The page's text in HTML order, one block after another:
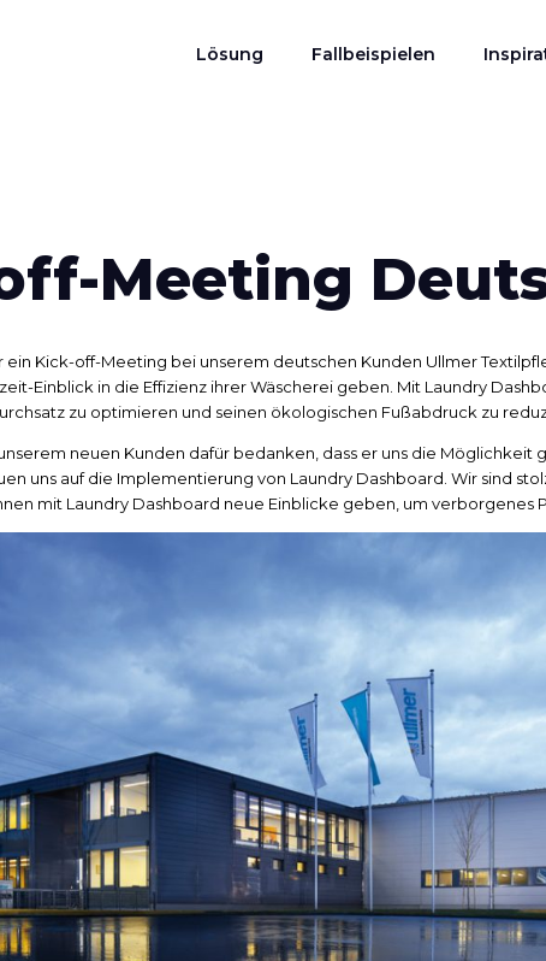
Lösung Fallbeispielen
Meeting
ein Kick-off-Meeting bei unserem deutschen Kunden Ullmer
Einblick in die Effizienz ihrer Wäscherei geben. Mit Laundry
zu optimieren und seinen ökologischen Fußabdruck zu
neuen Kunden dafür bedanken, dass er uns die Möglichkeit
uns auf die Implementierung von Laundry Dashboard. Wir sind
mit Laundry Dashboard neue Einblicke geben, um verborgenes